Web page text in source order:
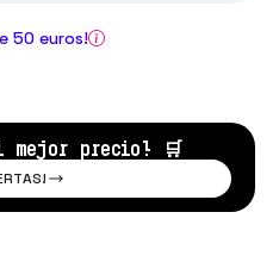
50 euros!
mejor precio! 🛒